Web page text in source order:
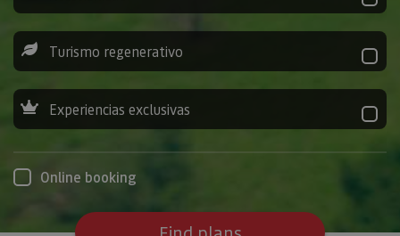
Turismo regenerativo
Experiencias exclusivas
Online booking